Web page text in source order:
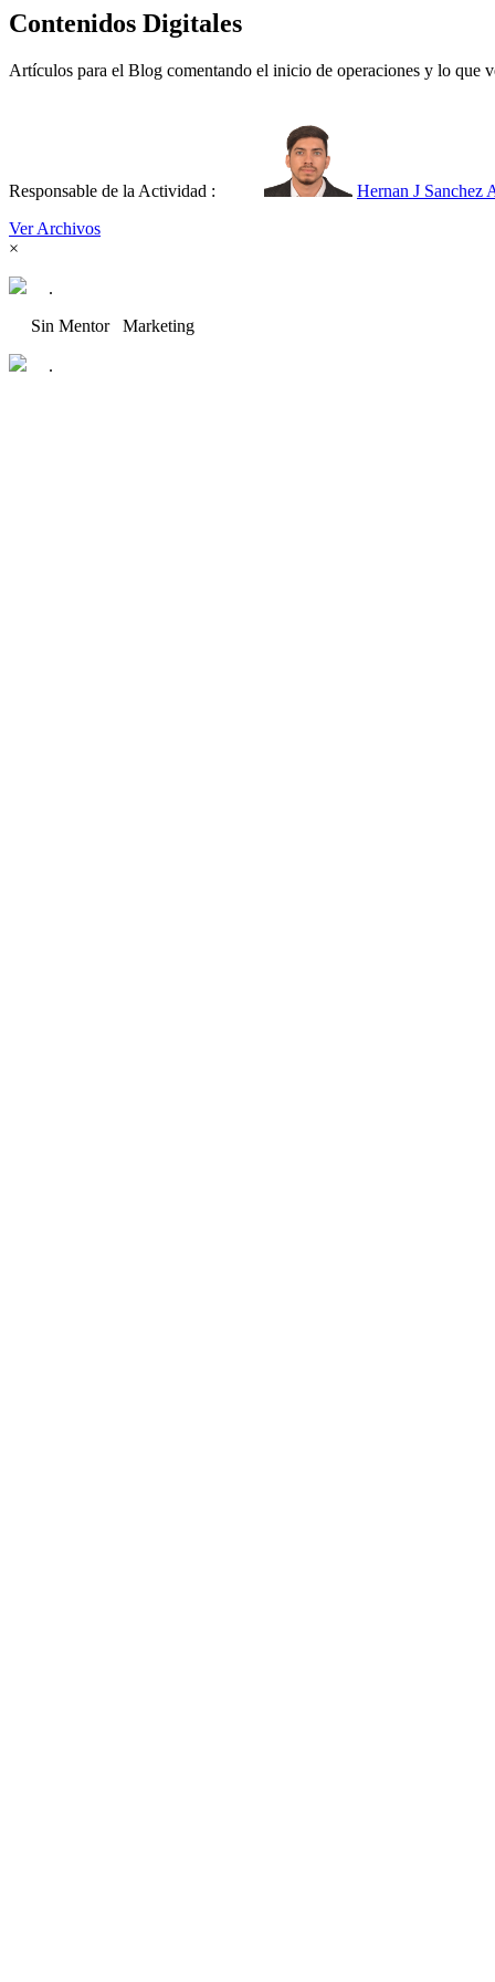
Contenidos Digitales
Artículos para el Blog comentando el inicio de operaciones y lo que
Responsable de la Actividad :
Hernan J Sanchez
Ver Archivos
×
.
Sin Mentor Marketing
.